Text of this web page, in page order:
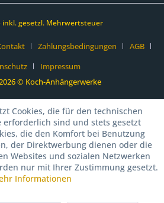
inkl. gesetzl. Mehrwertsteuer
Zahlungsbedingungen
AGB
Impressum
© Koch-Anhängerwerke
Cookies, die für den technischen
erforderlich sind und stets gesetzt
die den Komfort bei Benutzung
der Direktwerbung dienen oder die
Websites und sozialen Netzwerken
nur mit Ihrer Zustimmung gesetzt.
Informationen